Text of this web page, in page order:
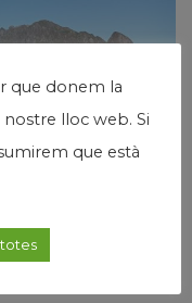
DEL MÓN
que donem la
lloc web. Si
que està